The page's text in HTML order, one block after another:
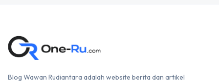
Blog Wawan Rudiantara adalah website berita dan artikel